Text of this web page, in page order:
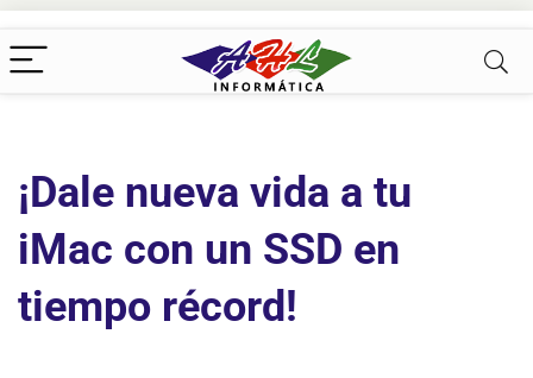
¡Dale nueva vida a tu
iMac con un SSD en
tiempo récord!